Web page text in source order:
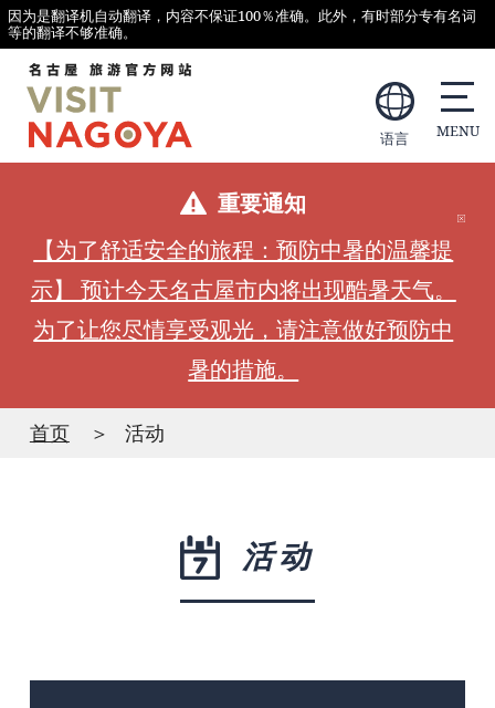
因为是翻译机自动翻译，内容不保证100％准确。此外，有时部分专有名词
等的翻译不够准确。
语言
重要通知
【为了舒适安全的旅程：预防中暑的温馨提
示】 预计今天名古屋市内将出现酷暑天气。
为了让您尽情享受观光，请注意做好预防中
暑的措施。
首页 活动
活动